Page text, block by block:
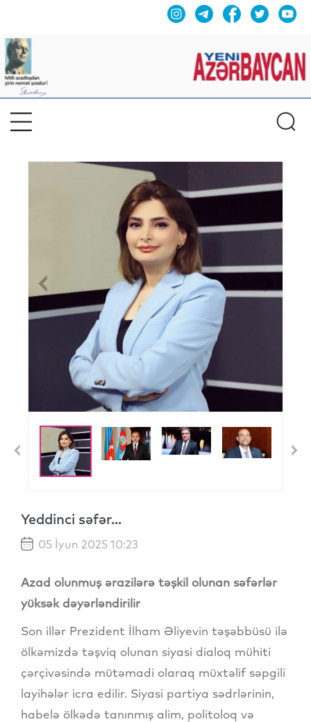
Previous
Previous
Yeddinci səfər...
05 İyun 2025 10:23
Azad olunmuş ərazilərə təşkil olunan səfərlər
yüksək dəyərləndirilir
Son illər Prezident İlham Əliyevin təşəbbüsü ilə
ölkəmizdə təşviq olunan siyasi dialoq mühiti
çərçivəsində mütəmadi olaraq müxtəlif səpgili
layihələr icra edilir. Siyasi partiya sədrlərinin,
habelə ölkədə tanınmış alim, politoloq və